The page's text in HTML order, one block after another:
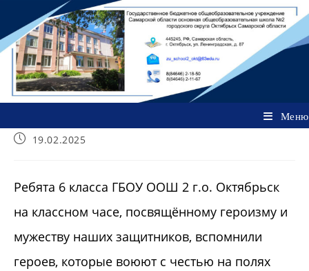
содержимому
Меню
Запись19.02.2025
Ребята 6 класса ГБОУ ООШ 2 г.о. Октябрьск
на классном часе, посвящённому героизму и
мужеству наших защитников, вспомнили
героев, которые воюют с честью на полях